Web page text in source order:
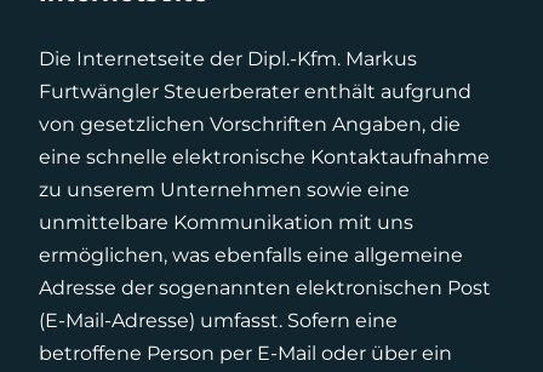
Die Internetseite der Dipl.-Kfm. Markus
Furtwängler Steuerberater enthält aufgrund
von gesetzlichen Vorschriften Angaben, die
eine schnelle elektronische Kontaktaufnahme
zu unserem Unternehmen sowie eine
unmittelbare Kommunikation mit uns
ermöglichen, was ebenfalls eine allgemeine
Adresse der sogenannten elektronischen Post
(E-Mail-Adresse) umfasst. Sofern eine
betroffene Person per E-Mail oder über ein